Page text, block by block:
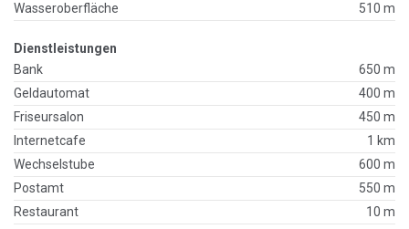
Wasseroberfläche
510 m
Dienstleistungen
Bank
650 m
Geldautomat
400 m
Friseursalon
450 m
Internetcafe
1 km
Wechselstube
600 m
Postamt
550 m
Restaurant
10 m